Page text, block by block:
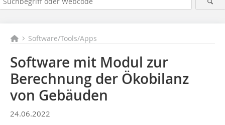
Software/Tools/Apps
Software mit Modul zur
Berechnung der Ökobilanz
von Gebäuden
24.06.2022